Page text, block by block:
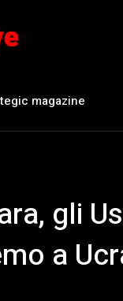
magazine
gli
a